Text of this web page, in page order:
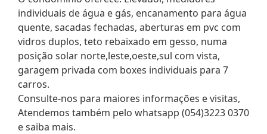
individuais de água e gás, encanamento para água
quente, sacadas fechadas, aberturas em pvc com
vidros duplos, teto rebaixado em gesso, numa
posição solar norte,leste,oeste,sul com vista,
garagem privada com boxes individuais para 7
carros.
Consulte-nos para maiores informações e visitas,
Atendemos também pelo whatsapp (054)3223 0370
e saiba mais.